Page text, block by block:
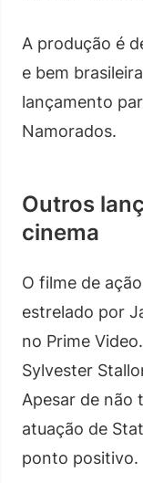
A produção é
e bem
lançamento
Namorados.
Outros
cinema
O filme de
estrelado por
no Prime
Sylvester
Apesar de não
atuação de
ponto positivo.